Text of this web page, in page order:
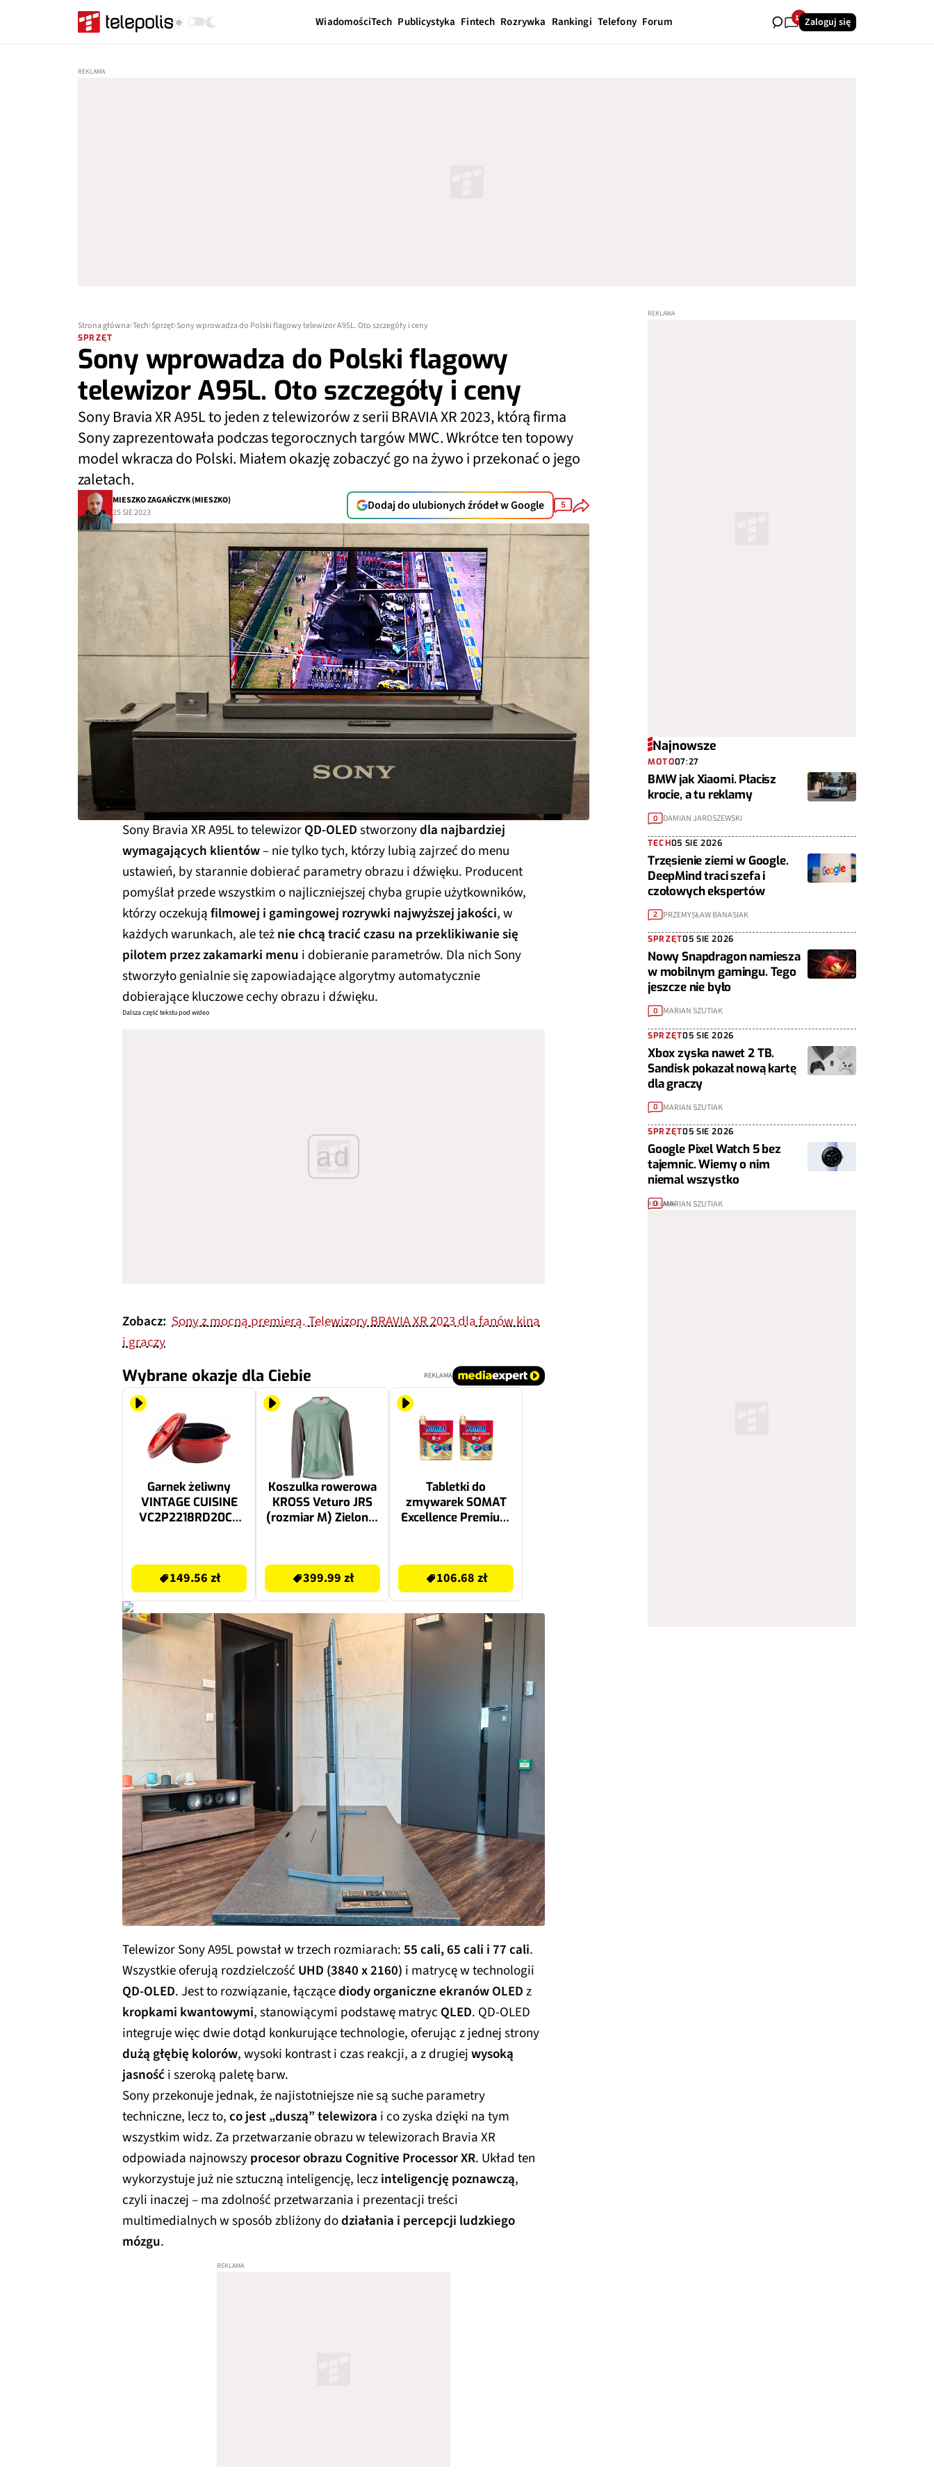
WiadomościTech Publicystyka Fintech Rozrywka Rankingi Telefony Forum 10Zaloguj się
Strona główna Tech Sprzęt Sony wprowadza do Polski flagowy telewizor A95L. Oto szczegóły i ceny
SPRZĘT
Sony wprowadza do Polski flagowy
telewizor A95L. Oto szczegóły i ceny
Sony Bravia XR A95L to jeden z telewizorów z serii BRAVIA XR 2023, którą firma
Sony zaprezentowała podczas tegorocznych targów MWC. Wkrótce ten topowy
model wkracza do Polski. Miałem okazję zobaczyć go na żywo i przekonać o jego
zaletach.
MIESZKO ZAGAŃCZYK (MIESZKO)
25 SIE 2023
Dodaj do ulubionych źródeł w Google 5
Sony Bravia XR A95L to telewizorQD-OLEDstworzonydla najbardziej
wymagających klientów– nie tylko tych, którzy lubią zajrzeć do menu
ustawień, by starannie dobierać parametry obrazu i dźwięku. Producent
pomyślał przede wszystkim o najliczniejszej chyba grupie użytkowników,
którzy oczekująfilmowej i gamingowej rozrywki najwyższej jakości, w
każdych warunkach, ale teżnie chcą tracić czasu na przeklikiwanie się
pilotem przez zakamarki menu i dobieranie parametrów. Dla nich Sony
stworzyło genialnie się zapowiadające algorytmy automatycznie
dobierające kluczowe cechy obrazu i dźwięku.
Dalsza część tekstu pod wideo
ad
Zobacz: Sony z mocną premierą. Telewizory BRAVIA XR 2023 dla fanów kina
i graczy
Wybrane okazje dla Ciebie REKLAMA
Garnek żeliwny
VINTAGE CUISINE
VC2P2218RD20CP
149.56 zł
Koszulka rowerowa
KROSS Veturo JRS
(rozmiar M) Zielono-
399.99 zł
Tabletki do
zmywarek SOMAT
Excellence Premium
106.68 zł
Telewizor Sony A95L powstał w trzech rozmiarach:55 cali, 65 cali i 77 cali.
Wszystkie oferują rozdzielczość UHD (3840 x 2160) i matrycę w technologii
QD-OLED. Jest to rozwiązanie, łączącediody organiczne ekranów OLEDz
kropkami kwantowymi, stanowiącymi podstawę matryc QLED. QD-OLED
integruje więc dwie dotąd konkurujące technologie, oferując z jednej strony
dużą głębię kolorów, wysoki kontrast i czas reakcji, a z drugiejwysoką
jasnośći szeroką paletę barw.
Sony przekonuje jednak, że najistotniejsze nie są suche parametry
techniczne, lecz to,co jest „duszą” telewizora i co zyska dzięki na tym
wszystkim widz. Za przetwarzanie obrazu w telewizorach Bravia XR
odpowiada najnowszyprocesor obrazu Cognitive Processor XR. Układ ten
wykorzystuje już nie sztuczną inteligencję, leczinteligencję poznawczą,
czyli inaczej – ma zdolność przetwarzania i prezentacji treści
multimedialnych w sposób zbliżony dodziałania i percepcji ludzkiego
mózgu.
Najnowsze
MOTO07:27
BMW jak Xiaomi. Płacisz
krocie, a tu reklamy
0 DAMIAN JAROSZEWSKI
TECH05 SIE 2026
Trzęsienie ziemi w Google.
DeepMind traci szefa i
czołowych ekspertów
2 PRZEMYSŁAW BANASIAK
SPRZĘT05 SIE 2026
Nowy Snapdragon namiesza
w mobilnym gamingu. Tego
jeszcze nie było
0 MARIAN SZUTIAK
SPRZĘT05 SIE 2026
Xbox zyska nawet 2 TB.
Sandisk pokazał nową kartę
dla graczy
0 MARIAN SZUTIAK
SPRZĘT05 SIE 2026
Google Pixel Watch 5 bez
tajemnic. Wiemy o nim
niemal wszystko
0 MARIAN SZUTIAK